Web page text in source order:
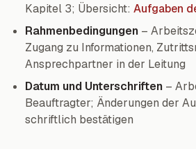
Kapitel 3; Übersicht: Aufgaben
Rahmenbedingungen –
Zugang zu Informationen,
Ansprechpartner in der Leitung
Datum und Unterschriften –
Beauftragter; Änderungen der
schriftlich bestätigen